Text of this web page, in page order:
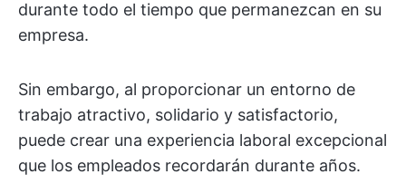
durante todo el tiempo que permanezcan en su
empresa.
Sin embargo, al proporcionar un entorno de
trabajo atractivo, solidario y satisfactorio,
puede crear una experiencia laboral excepcional
que los empleados recordarán durante años.